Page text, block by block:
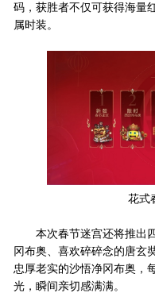
码，获胜者不仅可获得海量
属时装。
花式
本次春节迷宫还将推出
冈布奥、喜欢碎碎念的唐玄
忠厚老实的沙悟净冈布奥，
光，瞬间亲切感满满。